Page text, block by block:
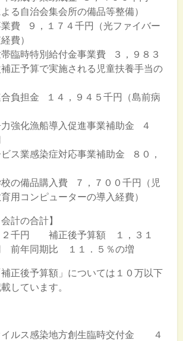
よる自治会集会所の備品等整備）
費 ９，１７４千円（光ファイバー
費）
臨時特別給付金事業費 ３，９８３
正予算で実施される児童扶養手当の
負担金 １４，９４５千円（島前病
強化漁船導入促進事業補助金 ４
ス業感染症対応事業補助金 ８０，
の備品購入費 ７，７００千円（児
用コンピューターの導入経費）
計の合計】
千円 補正後予算額 １，３１
前年同期比 １１．５％の増
正後予算額」については１０万以下
しています。
イルス感染地方創生臨時交付金 ４